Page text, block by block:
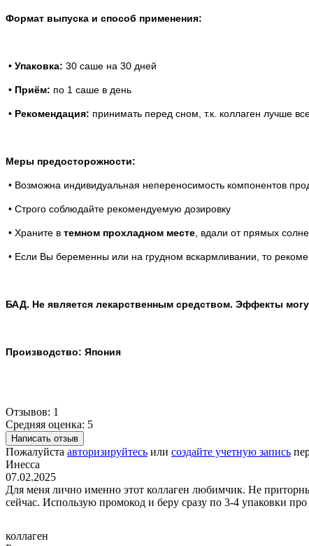
Формат выпуска и способ применения:
• Упаковка: 30 саше на 30 дней
• Приём: по 1 саше в день
• Рекомендация: принимать перед сном, т.к. коллаген лучше
Меры предосторожности:
• Возможна индивидуальная непереносимость компонентов
• Строго соблюдайте рекомендуемую дозировку
• Храните в темном прохладном месте , вдали от прямых
• Если Вы беременны или на грудном вскармливании, то
БАД. Не является лекарственным средством. Эффекты
Производство: Япония
Отзывов: 1
Средняя оценка: 5
Написать отзыв
Пожалуйста авторизируйтесь или создайте учетную запись
Инесса
07.02.2025
Для меня лично именно этот коллаген любимчик. Не
сейчас. Использую промокод и беру сразу по 3-4 упаковки про
коллаген